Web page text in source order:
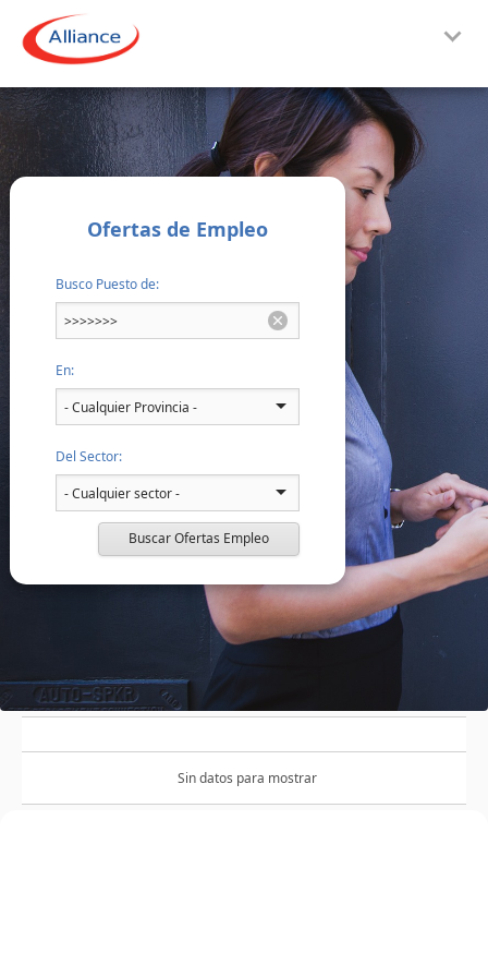
Ofertas de Empleo
Busco Puesto de:
En:
Del Sector:
Buscar Ofertas Empleo
Sin datos para mostrar